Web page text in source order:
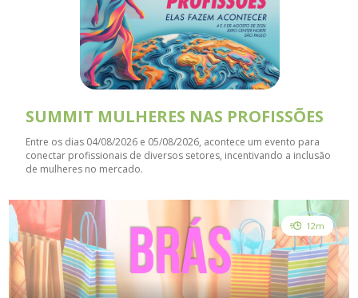
SUMMIT MULHERES NAS PROFISSÕES
Entre os dias 04/08/2026 e 05/08/2026, acontece um evento para
conectar profissionais de diversos setores, incentivando a inclusão
de mulheres no mercado.
12m